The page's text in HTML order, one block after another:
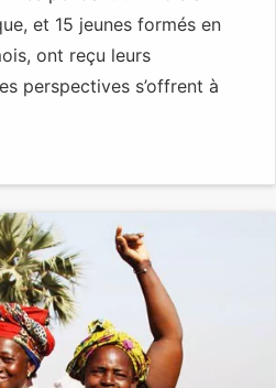
et 15 jeunes formés en
ont reçu leurs
perspectives s’offrent à